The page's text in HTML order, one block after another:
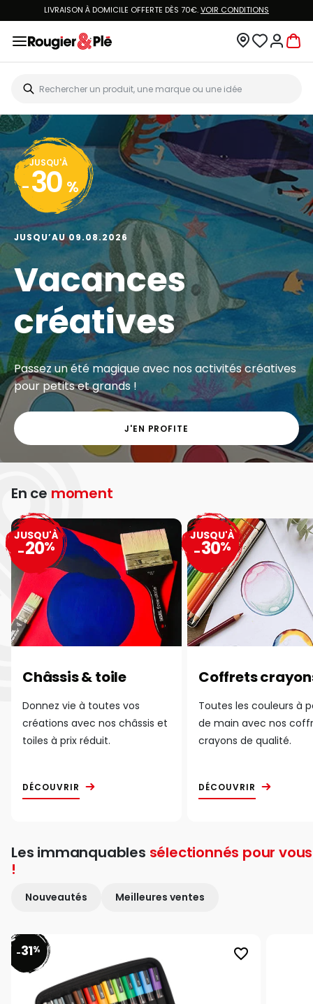
LIVRAISON À DOMICILE OFFERTE DÈS 70€.VOIR CONDITIONS
JUSQU'À
- 30 %
JUSQU’AU 09.08.2026
Vacances
créatives
Passez un été magique avec nos activités créatives
pour petits et grands !
J'EN PROFITE
En ce moment
Châssis & toile
Donnez vie à toutes vos
créations avec nos châssis et
toiles à prix réduit.
DÉCOUVRIR
JUSQU'À
-20%
Coffrets
Toutes les couleurs à
de main avec nos
crayons de qualité.
DÉCOUVRIR
JUSQU'À
-30%
Les immanquables sélectionnés pour vous
!
Nouveautés Meilleures ventes
favorite_border
-31%